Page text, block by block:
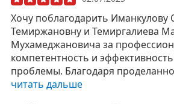
Хочу поблагодарить Иманкулову
Темиржановну и Темиргалиева
Мухамеджановича за
компетентность и
проблемы. Благодаря
читать дальше